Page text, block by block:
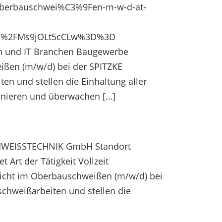
m-w-d-at-
IT Branchen Baugewerbe
w/d) bei der SPITZKE
und stellen die Einhaltung aller
und überwachen […]
GmbH Standort
Art der Tätigkeit Vollzeit
im Oberbauschweißen (m/w/d) bei
und stellen die